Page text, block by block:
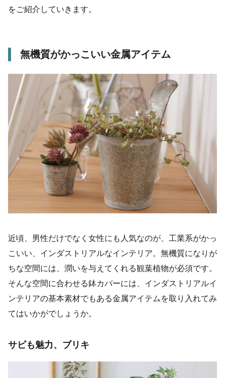
をご紹介していきます。
無機質がかっこいい金属アイテム
近頃、男性だけでなく女性にも人気なのが、工業系がかっ
こいい、インダストリアルなインテリア。無機質になりが
ちな空間には、潤いを与えてくれる観葉植物が必須です。
そんな空間に合わせる鉢カバーには、インダストリアルイ
ンテリアの基本素材でもある金属アイテムを取り入れてみ
てはいかがでしょうか。
サビも魅力、ブリキ